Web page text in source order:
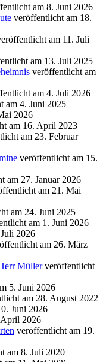
am 8. Juni 2026
veröffentlicht am 18.
am 11. Juli
am 13. Juli 2025
veröffentlicht am
am 4. Juli 2026
am 4. Juni 2025
2026
am 16. April 2023
am 23. Februar
veröffentlicht am 15.
am 27. Januar 2026
am 21. Mai
am 24. Juni 2025
am 1. Juni 2026
2026
am 26. März
Müller veröffentlicht
5. Juni 2026
am 28. August 2022
Juni 2026
2026
veröffentlicht am 19.
am 8. Juli 2020